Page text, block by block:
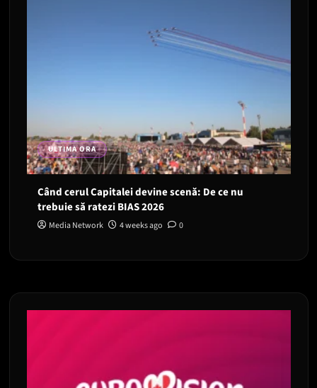
ULTIMA ORA
Când cerul Capitalei devine scenă: De ce nu
trebuie să ratezi BIAS 2026
Media Network 4 weeks ago 0